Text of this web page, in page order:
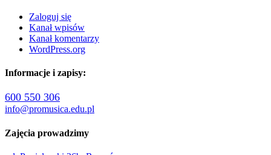
Zaloguj się
Kanał wpisów
Kanał komentarzy
WordPress.org
Informacje i zapisy:
600 550 306
info@promusica.edu.pl
Zajęcia prowadzimy